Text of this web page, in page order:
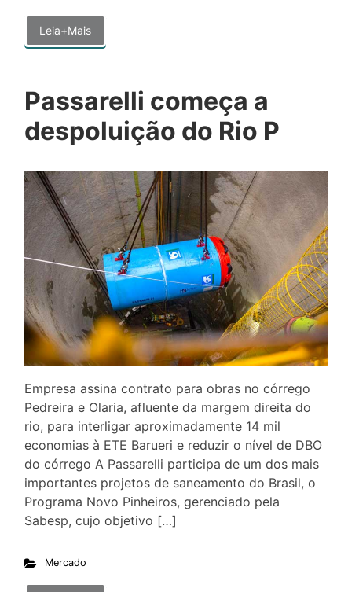
Leia+Mais
Passarelli começa a
despoluição do Rio P
Empresa assina contrato para obras no córrego
Pedreira e Olaria, afluente da margem direita do
rio, para interligar aproximadamente 14 mil
economias à ETE Barueri e reduzir o nível de DBO
do córrego A Passarelli participa de um dos mais
importantes projetos de saneamento do Brasil, o
Programa Novo Pinheiros, gerenciado pela
Sabesp, cujo objetivo […]
Mercado